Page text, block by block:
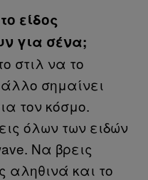
είδος
για σένα;
στιλ να το
σημαίνει
τον κόσμο.
όλων των ειδών
Να βρεις
αληθινά και το